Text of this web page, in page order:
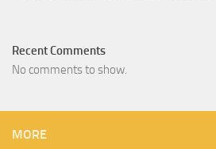
Recent Comments
No comments to show.
MORE